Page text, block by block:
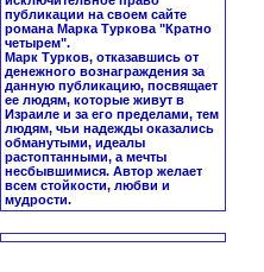
публикации на своем сайте
романа Марка Туркова "Кратно
четырем".
Марк Турков, отказавшись от
денежного вознаграждения за
данную публикацию, посвящает
ее людям, которые живут в
Израиле и за его пределами, тем
людям, чьи надежды оказались
обманутыми, идеалы
растоптанными, а мечты
несбывшимися. Автор желает
всем стойкости, любви и
мудрости.